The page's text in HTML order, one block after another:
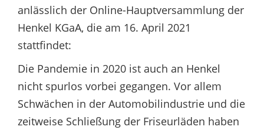
anlässlich der Online-Hauptversammlung der
Henkel KGaA, die am 16. April 2021
stattfindet:
Die Pandemie in 2020 ist auch an Henkel
nicht spurlos vorbei gegangen. Vor allem
Schwächen in der Automobilindustrie und die
zeitweise Schließung der Friseurläden haben